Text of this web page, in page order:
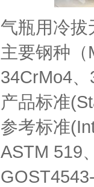
气瓶用冷拔
主要钢种（
34CrMo4
产品标准
参考标准
ASTM 519